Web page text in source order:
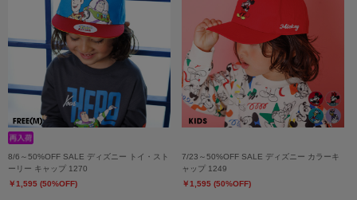
8/6～50%OFF SALE ディズニー トイ・スト
ーリー キャップ 1270
￥1,595 (50%OFF)
7/23～50%OFF SALE ディズニー カラーキ
ャップ 1249
￥1,595 (50%OFF)